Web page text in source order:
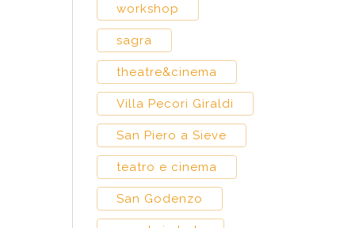
workshop
sagra
theatre&cinema
Villa Pecori Giraldi
San Piero a Sieve
teatro e cinema
San Godenzo